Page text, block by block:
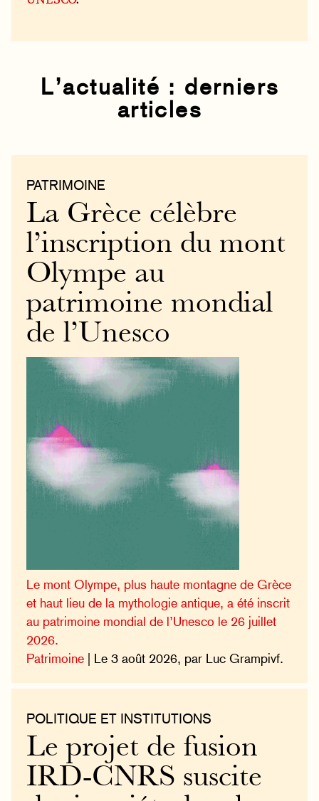
L’actualité : derniers
articles
PATRIMOINE
La Grèce célèbre
l’inscription du mont
Olympe au
patrimoine mondial
de l’Unesco
Le mont Olympe, plus haute montagne de Grèce
et haut lieu de la mythologie antique, a été inscrit
au patrimoine mondial de l’Unesco le 26 juillet
2026.
Patrimoine | Le 3 août 2026, par Luc Grampivf.
POLITIQUE ET INSTITUTIONS
Le projet de fusion
IRD-CNRS suscite